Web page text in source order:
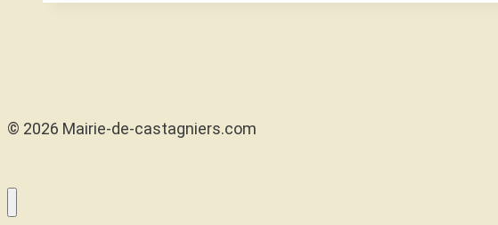
© 2026 Mairie-de-castagniers.com